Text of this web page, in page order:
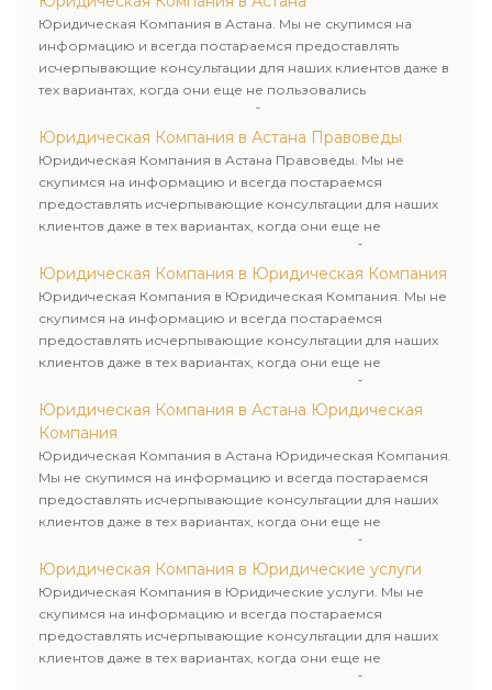
Юридическая Компания в Астана. Мы не скупимся на
информацию и всегда постараемся предоставлять
исчерпывающие консультации для наших клиентов даже в
тех вариантах, когда они еще не пользовались
юридическими услугами нашей компании.
Юридическая Компания в Астана Правоведы
Юридическая Компания в Астана Правоведы. Мы не
скупимся на информацию и всегда постараемся
предоставлять исчерпывающие консультации для наших
клиентов даже в тех вариантах, когда они еще не
пользовались юридическими услугами нашей компании.
Юридическая Компания в Юридическая Компания
Юридическая Компания в Юридическая Компания. Мы не
скупимся на информацию и всегда постараемся
предоставлять исчерпывающие консультации для наших
клиентов даже в тех вариантах, когда они еще не
пользовались юридическими услугами нашей компании.
Юридическая Компания в Астана Юридическая
Компания
Юридическая Компания в Астана Юридическая Компания.
Мы не скупимся на информацию и всегда постараемся
предоставлять исчерпывающие консультации для наших
клиентов даже в тех вариантах, когда они еще не
пользовались юридическими услугами нашей компании.
Юридическая Компания в Юридические услуги
Юридическая Компания в Юридические услуги. Мы не
скупимся на информацию и всегда постараемся
предоставлять исчерпывающие консультации для наших
клиентов даже в тех вариантах, когда они еще не
пользовались юридическими услугами нашей компании.